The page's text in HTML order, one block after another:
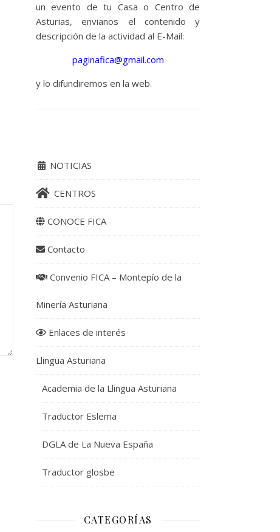
un evento de tu Casa o Centro de
Asturias, envianos el contenido y
descripción de la actividad al E-Mail:
paginafica@gmail.com
y lo difundiremos en la web.
NOTICIAS
CENTROS
CONOCE FICA
Contacto
Convenio FICA – Montepío de la
Minería Asturiana
Enlaces de interés
Llingua Asturiana
Academia de la Llingua Asturiana
Traductor Eslema
DGLA de La Nueva España
Traductor glosbe
CATEGORÍAS